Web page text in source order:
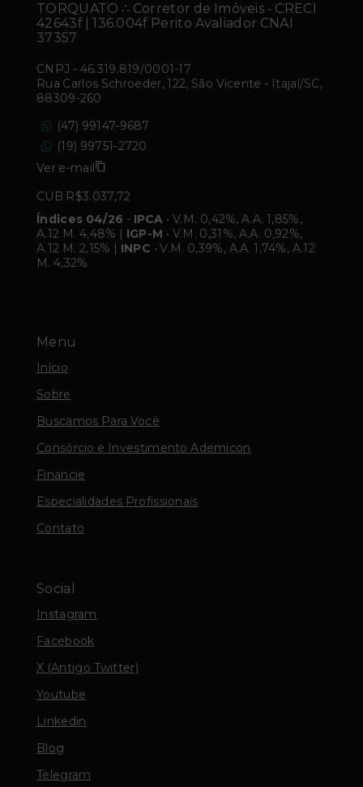
Menu
Início
Sobre
Buscamos Para Você
Consórcio e Investimento Ademicon
Financie
Especialidades Profissionais
Contato
Social
Instagram
Facebook
X (Antigo Twitter)
Youtube
Linkedin
Blog
Telegram
TORQUATO ∴ Corretor de Imóveis - CRECI
42643f | 136.004f Perito Avaliador CNAI
37357
CNPJ - 46.319.819/0001-17
Rua Carlos Schroeder, 122, São Vicente - Itajaí/SC,
88309-260
(47) 99147-9687
(19) 99751-2720
Ver e-mail
CUB R$3.037,72
Índices 04/26 - IPCA • V.M. 0,42%, A.A. 1,85%,
A.12 M. 4,48% | IGP-M • V.M. 0,31%, A.A. 0,92%,
A.12 M. 2,15% | INPC • V.M. 0,39%, A.A. 1,74%, A.12
M. 4,32%